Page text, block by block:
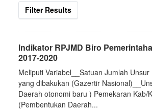
Filter Results
Indikator RPJMD Biro
2017-2020
Meliputi Variabel__Satuan Jumlah
yang dibakukan (Gazertir
Daerah otonomi baru ) Pemekaran Kab/
(Pembentukan Daerah...